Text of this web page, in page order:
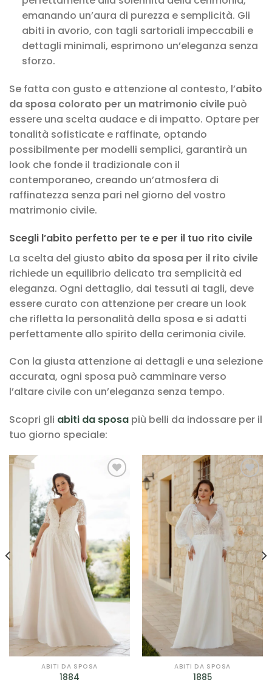
emanando un’aura di purezza e semplicità. Gli
abiti in avorio, con tagli sartoriali impeccabili e
dettagli minimali, esprimono un’eleganza senza
sforzo.
Se fatta con gusto e attenzione al contesto, l’abito
da sposa colorato per un matrimonio civile può
essere una scelta audace e di impatto. Optare per
tonalità sofisticate e raffinate, optando
possibilmente per modelli semplici, garantirà un
look che fonde il tradizionale con il
contemporaneo, creando un’atmosfera di
raffinatezza senza pari nel giorno del vostro
matrimonio civile.
Scegli l’abito perfetto per te e per il tuo rito civile
La scelta del giusto abito da sposa per il rito civile
richiede un equilibrio delicato tra semplicità ed
eleganza. Ogni dettaglio, dai tessuti ai tagli, deve
essere curato con attenzione per creare un look
che rifletta la personalità della sposa e si adatti
perfettamente allo spirito della cerimonia civile.
Con la giusta attenzione ai dettagli e una selezione
accurata, ogni sposa può camminare verso
l’altare civile con un’eleganza senza tempo.
Scopri gli abiti da sposa più belli da indossare per il
tuo giorno speciale:
ALLA TUA
LISTA DEI
DESIDERI
ABITI DA SPOSA
1884
AGGIUNGI
ALLA TUA
LISTA DEI
DESIDERI
ABITI DA SPOSA
1885